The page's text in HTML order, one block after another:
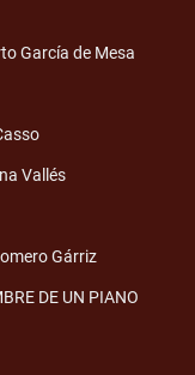
García de Mesa
Vallés
Gárriz
DE UN PIANO